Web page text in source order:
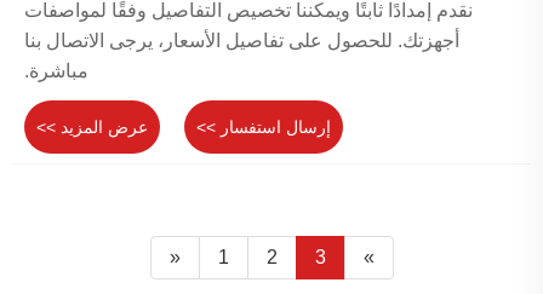
نقدم إمدادًا ثابتًا ويمكننا تخصيص التفاصيل وفقًا لمواصفات
أجهزتك. للحصول على تفاصيل الأسعار، يرجى الاتصال بنا
مباشرة.
عرض المزيد >> إرسال استفسار >>
« 1 2 3 »